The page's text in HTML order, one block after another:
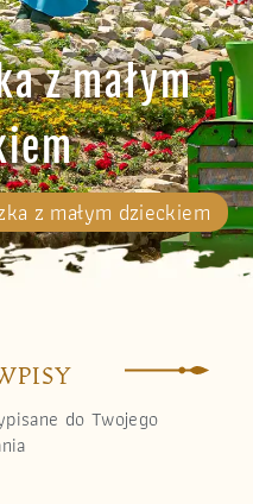
z małym
z małym dzieckiem
do Twojego